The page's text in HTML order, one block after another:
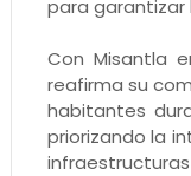
para garantizar
Con Misantla
reafirma su
habitantes
priorizando la